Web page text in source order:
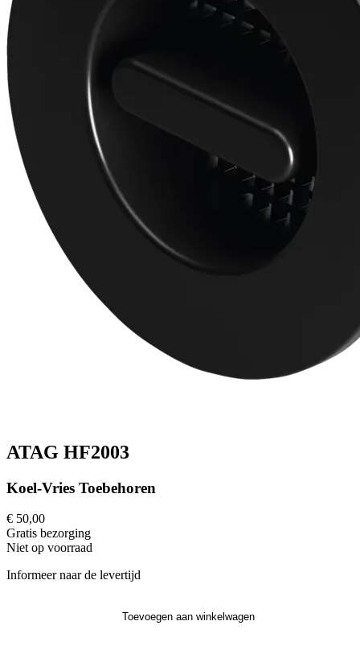
ATAG HF2003
Koel-Vries Toebehoren
€ 50,00
Gratis bezorging
Niet op voorraad
Informeer naar de levertijd
Toevoegen aan winkelwagen